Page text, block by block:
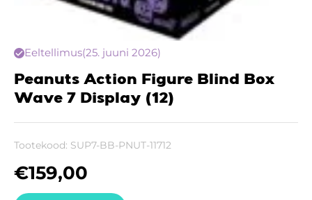
Eeltellimus(25. juuni 2026)
Peanuts Action Figure Blind Box
Wave 7 Display (12)
Tootekood: SUP7-BB-PNUT-11712
€159,00